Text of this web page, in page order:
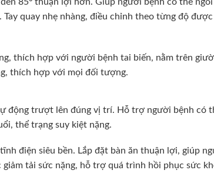
85º thuận lợi hơn. Giúp người bệnh có thể
quay nhẹ nhàng, điều chỉnh theo từng độ được
thích hợp với người bệnh tai biến, nằm trên
thích hợp với mọi đối tượng.
động trượt lên đúng vị trí. Hỗ trợ người bệnh có
thể trạng suy kiệt nặng.
điện siêu bền. Lắp đặt bàn ăn thuận lợi, giúp
tải sức nặng, hỗ trợ quá trình hồi phục sức